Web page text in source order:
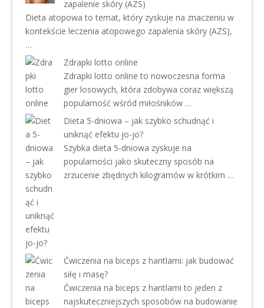
zapalenie skóry (AZS)
Dieta atopowa to temat, który zyskuje na znaczeniu w
kontekście leczenia atopowego zapalenia skóry (AZS),
…
Zdrapki lotto online
Zdrapki lotto online to nowoczesna forma
gier losowych, która zdobywa coraz większą
popularność wśród miłośników …
Dieta 5-dniowa – jak szybko schudnąć i
uniknąć efektu jo-jo?
Szybka dieta 5-dniowa zyskuje na
popularności jako skuteczny sposób na
zrzucenie zbędnych kilogramów w krótkim …
Ćwiczenia na biceps z hantlami: jak budować
siłę i masę?
Ćwiczenia na biceps z hantlami to jeden z
najskuteczniejszych sposobów na budowanie